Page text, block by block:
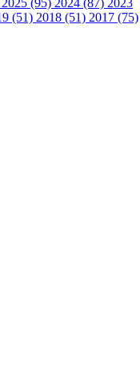
2025 (95) 2024 (87) 2023
(51) 2018 (51) 2017 (75)